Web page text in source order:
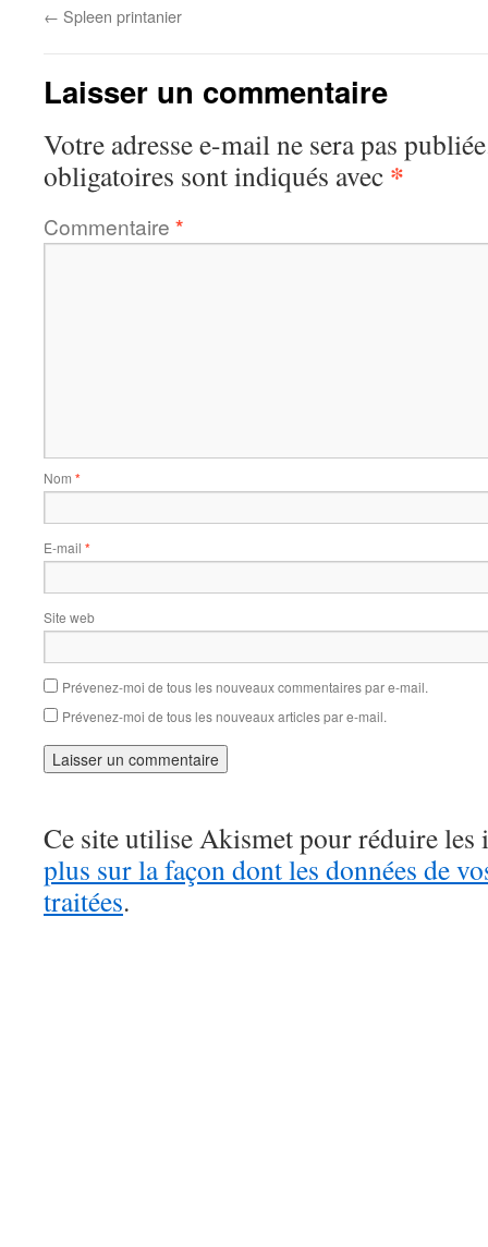
← Spleen printanier
Laisser un commentaire
Votre adresse e-mail ne sera pas
obligatoires sont indiqués avec *
Commentaire *
Nom *
E-mail *
Site web
Prévenez-moi de tous les nouveaux commentaires par e-mail.
Prévenez-moi de tous les nouveaux articles par e-mail.
Ce site utilise Akismet pour réduire les
plus sur la façon dont les données de
traitées.